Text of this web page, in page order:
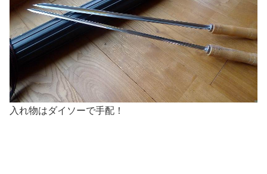
入れ物はダイソーで手配！